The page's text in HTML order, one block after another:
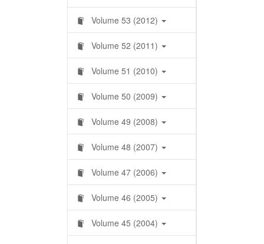
Volume 53 (2012)
Volume 52 (2011)
Volume 51 (2010)
Volume 50 (2009)
Volume 49 (2008)
Volume 48 (2007)
Volume 47 (2006)
Volume 46 (2005)
Volume 45 (2004)